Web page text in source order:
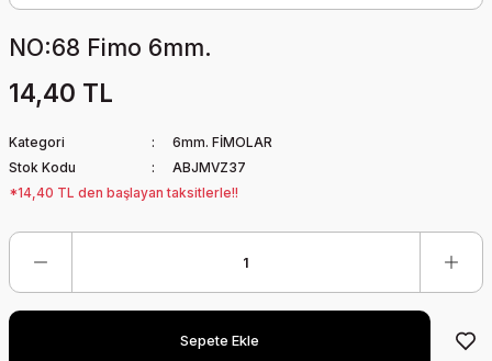
NO:68 Fimo 6mm.
14,40 TL
Kategori
6mm. FİMOLAR
Stok Kodu
ABJMVZ37
*14,40 TL den başlayan taksitlerle!!
Sepete Ekle